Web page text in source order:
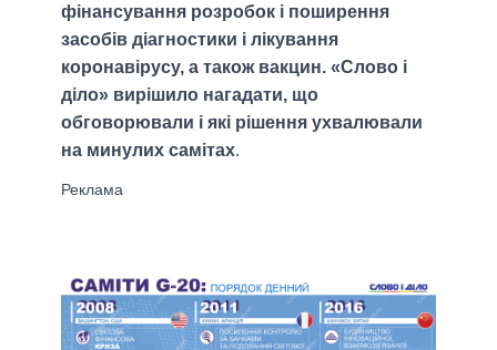
фінансування розробок і поширення
засобів діагностики і лікування
коронавірусу, а також вакцин. «Слово і
діло» вирішило нагадати, що
обговорювали і які рішення ухвалювали
на минулих самітах.